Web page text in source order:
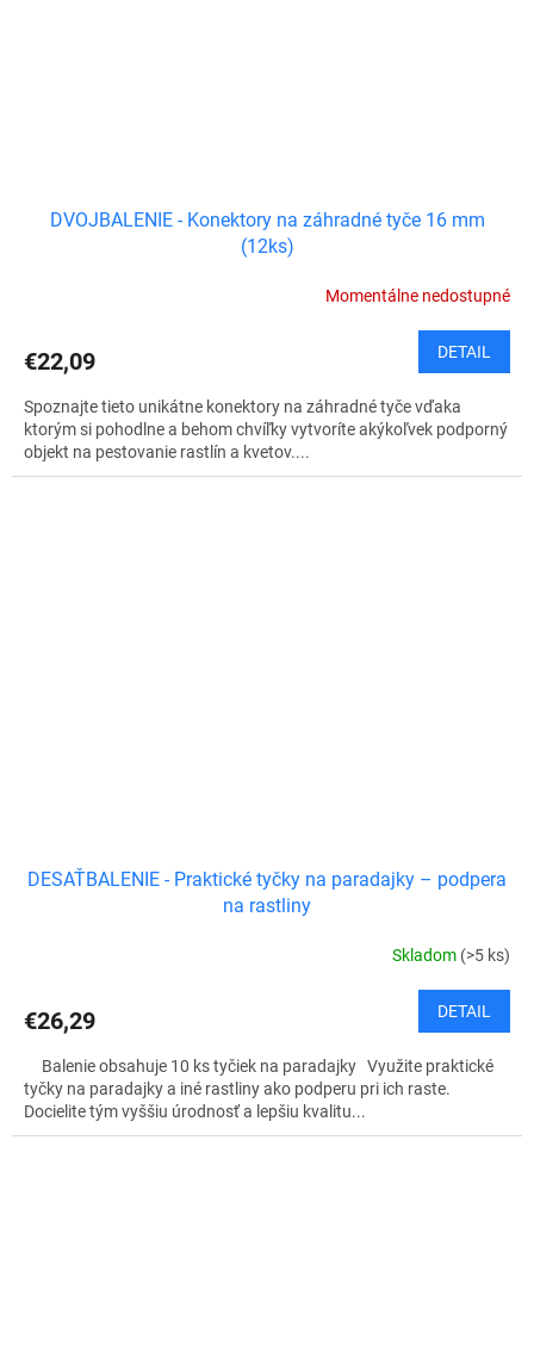
DVOJBALENIE - Konektory na záhradné tyče 16 mm
(12ks)
Momentálne nedostupné
€22,09 DETAIL
Spoznajte tieto unikátne konektory na záhradné tyče vďaka
ktorým si pohodlne a behom chvíľky vytvoríte akýkoľvek podporný
objekt na pestovanie rastlín a kvetov....
DESAŤBALENIE - Praktické tyčky na paradajky – podpera
na rastliny
Skladom (>5 ks)
€26,29 DETAIL
Balenie obsahuje 10 ks tyčiek na paradajky Využite praktické
tyčky na paradajky a iné rastliny ako podperu pri ich raste.
Docielite tým vyššiu úrodnosť a lepšiu kvalitu...